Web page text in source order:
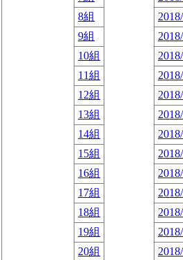
8組
9組
10組
11組
12組
13組
14組
15組
16組
17組
18組
19組
20組